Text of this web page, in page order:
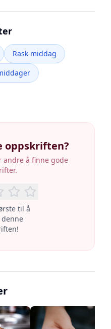
Rask middag
oppskriften?
å finne gode
til å